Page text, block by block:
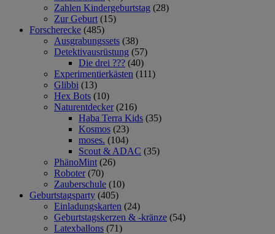
Zahlen Kindergeburtstag (28)
Zur Geburt (15)
Forscherecke (485)
Ausgrabungssets (38)
Detektivausrüstung (57)
Die drei ??? (40)
Experimentierkästen (111)
Glibbi (13)
Hex Bots (10)
Naturentdecker (216)
Haba Terra Kids (35)
Kosmos (23)
moses. (104)
Scout & ADAC (35)
PhänoMint (26)
Roboter (70)
Zauberschule (10)
Geburtstagsparty (405)
Einladungskarten (24)
Geburtstagskerzen & -kränze (54)
Latexballons (71)